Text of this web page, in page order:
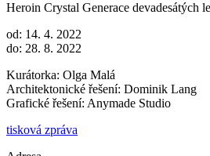
Heroin Crystal Generace devadesátých
od: 14. 4. 2022
do: 28. 8. 2022
Kurátorka: Olga Malá
Architektonické řešení: Dominik Lang
Grafické řešení: Anymade Studio
tisková zpráva